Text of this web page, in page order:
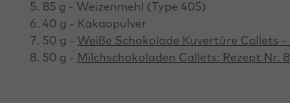
85 g - Weizenmehl (Type 405)
40 g - Kakaopulver
50 g - Weiße Schokolade Kuvertüre Callets -
50 g - Milchschokoladen Callets: Rezept Nr.